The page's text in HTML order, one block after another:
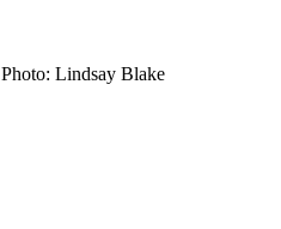
Photo: Lindsay Blake